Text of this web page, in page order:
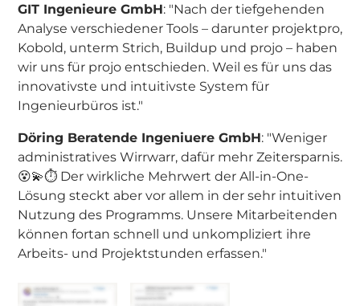
GIT Ingenieure GmbH: "Nach der tiefgehenden
Analyse verschiedener Tools – darunter projektpro,
Kobold, unterm Strich, Buildup und projo – haben
wir uns für projo entschieden. Weil es für uns das
innovativste und intuitivste System für
Ingenieurbüros ist."
Döring Beratende Ingeniuere GmbH: "Weniger
administratives Wirrwarr, dafür mehr Zeitersparnis.
😵💫⏱️ Der wirkliche Mehrwert der All-in-One-
Lösung steckt aber vor allem in der sehr intuitiven
Nutzung des Programms. Unsere Mitarbeitenden
können fortan schnell und unkompliziert ihre
Arbeits- und Projektstunden erfassen."